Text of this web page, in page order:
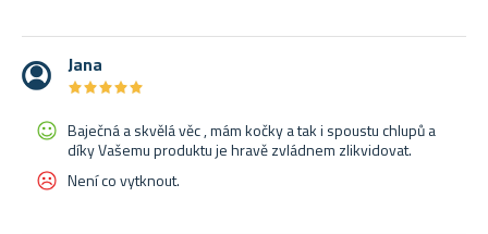
Jana
★★★★★
★★★★★
Baječná a skvělá věc , mám kočky a tak i spoustu chlupů a
díky Vašemu produktu je hravě zvládnem zlikvidovat.
Není co vytknout.